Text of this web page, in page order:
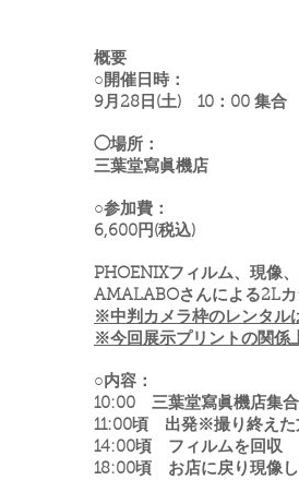
概要
○開催日時 ：
9月28日(土) 10：00 集合
◯場所：
三葉堂寫眞機店
○参加費：
6,600円(税込)
PHOENIXフィルム、現像
AMALABOさんによる2Lカ
※中判カメラ枠のレンタル
※今回展示プリントの関係
○内容：
10:00 三葉堂寫眞機店集合
11:00頃 出発※撮り終えた
14:00頃 フィルムを回収
18:00頃 お店に戻り現像し